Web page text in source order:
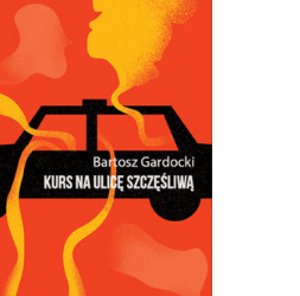
SZCZĘŚLIWĄ
Gardocki usiadł za
poczuł się
się okazało, że jego
szukają szczęścia…
zł 18.50